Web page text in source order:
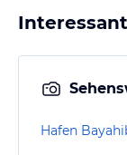
Hafen